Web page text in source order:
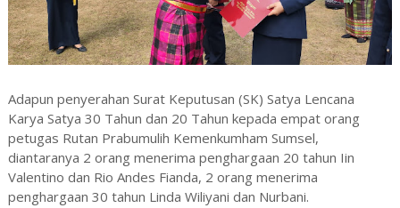
Adapun penyerahan Surat Keputusan (SK) Satya Lencana
Karya Satya 30 Tahun dan 20 Tahun kepada empat orang
petugas Rutan Prabumulih Kemenkumham Sumsel,
diantaranya 2 orang menerima penghargaan 20 tahun Iin
Valentino dan Rio Andes Fianda, 2 orang menerima
penghargaan 30 tahun Linda Wiliyani dan Nurbani.